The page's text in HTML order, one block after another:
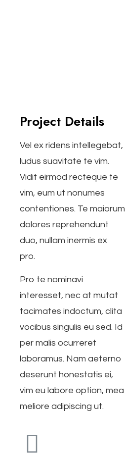
Project Details
Vel ex ridens intellegebat,
ludus suavitate te vim.
Vidit eirmod recteque te
vim, eum ut nonumes
contentiones. Te maiorum
dolores reprehendunt
duo, nullam inermis ex
pro.
Pro te nominavi
interesset, nec at mutat
tacimates indoctum, clita
vocibus singulis eu sed. Id
per malis ocurreret
laboramus. Nam aeterno
deserunt honestatis ei,
vim eu labore option, mea
meliore adipiscing ut.